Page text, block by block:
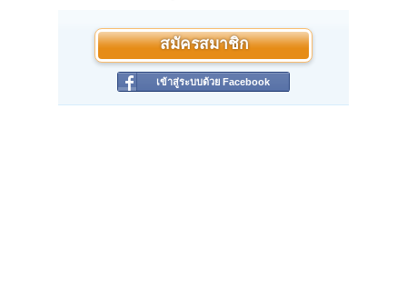
สมัครสมาชิก
เข้าสู่ระบบด้วย Facebook